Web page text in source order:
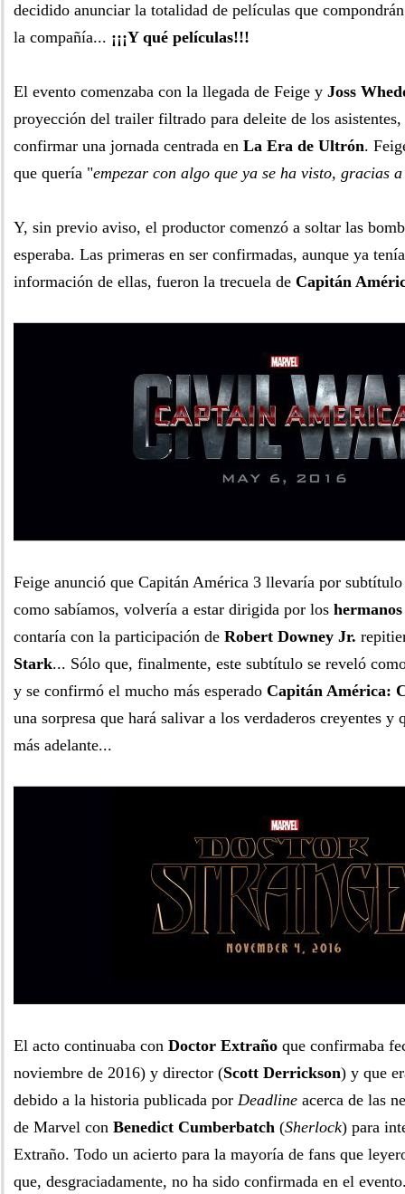
decidido anunciar la totalidad de películas que
la compañía... ¡¡¡Y qué películas!!!
El evento comenzaba con la llegada de Feige y Joss
proyección del trailer filtrado para deleite de los
confirmar una jornada centrada en La Era de Ultrón.
que quería "empezar con algo que ya se ha visto, gracias
Y, sin previo aviso, el productor comenzó a soltar las
esperaba. Las primeras en ser confirmadas, aunque ya
información de ellas, fueron la trecuela de Capitán
Feige anunció que Capitán América 3 llevaría por
como sabíamos, volvería a estar dirigida por los
contaría con la participación de Robert Downey Jr.
Stark... Sólo que, finalmente, este subtítulo se reveló
y se confirmó el mucho más esperado Capitán América:
una sorpresa que hará salivar a los verdaderos creyentes y
más adelante...
El acto continuaba con Doctor Extraño que confirmaba
noviembre de 2016) y director (Scott Derrickson) y que
debido a la historia publicada por Deadline acerca de las
de Marvel con Benedict Cumberbatch (Sherlock) para
Extraño. Todo un acierto para la mayoría de fans que
que, desgraciadamente, no ha sido confirmada en el